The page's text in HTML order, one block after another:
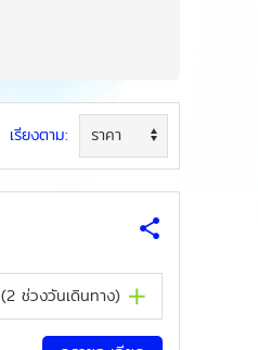
เรียงตาม:
(2ช่วงวันเดินทาง)